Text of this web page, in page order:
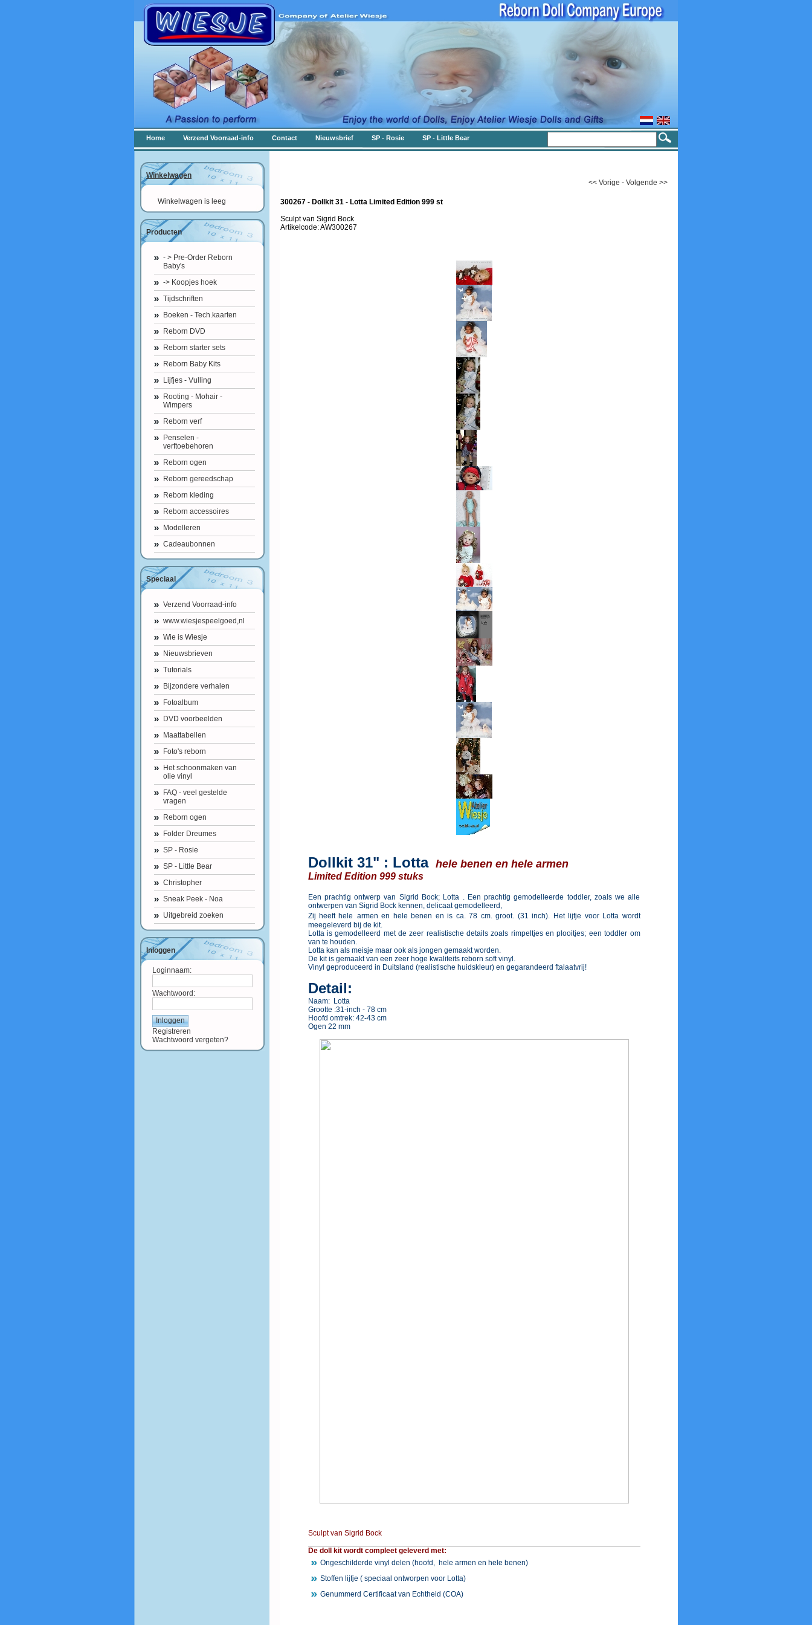
Home Verzend Voorraad-info Contact Nieuwsbrief SP - Rosie SP - Little Bear
Winkelwagen
Winkelwagen is leeg
Producten
- > Pre-Order Reborn
Baby's
-> Koopjes hoek
Tijdschriften
Boeken - Tech.kaarten
Reborn DVD
Reborn starter sets
Reborn Baby Kits
Lijfjes - Vulling
Rooting - Mohair -
Wimpers
Reborn verf
Penselen -
verftoebehoren
Reborn ogen
Reborn gereedschap
Reborn kleding
Reborn accessoires
Modelleren
Cadeaubonnen
Speciaal
Verzend Voorraad-info
www.wiesjespeelgoed,nl
Wie is Wiesje
Nieuwsbrieven
Tutorials
Bijzondere verhalen
Fotoalbum
DVD voorbeelden
Maattabellen
Foto's reborn
Het schoonmaken van
olie vinyl
FAQ - veel gestelde
vragen
Reborn ogen
Folder Dreumes
SP - Rosie
SP - Little Bear
Christopher
Sneak Peek - Noa
Uitgebreid zoeken
Inloggen
Loginnaam:
Wachtwoord:
Registreren
Wachtwoord vergeten?
<< Vorige - Volgende >>
300267 - Dollkit 31 - Lotta Limited Edition 999 st
Sculpt van Sigrid Bock
Artikelcode: AW300267
Dollkit 31" : Lotta hele benen en hele armen
Limited Edition 999 stuks
Een prachtig ontwerp van Sigrid Bock; Lotta . Een prachtig gemodelleerde toddler, zoals we alle
ontwerpen van Sigrid Bock kennen, delicaat gemodelleerd,
Zij heeft hele armen en hele benen en is ca. 78 cm. groot. (31 inch). Het lijfje voor Lotta wordt
meegeleverd bij de kit.
Lotta is gemodelleerd met de zeer realistische details zoals rimpeltjes en plooitjes; een toddler om
van te houden.
Lotta kan als meisje maar ook als jongen gemaakt worden.
De kit is gemaakt van een zeer hoge kwaliteits reborn soft vinyl.
Vinyl geproduceerd in Duitsland (realistische huidskleur) en gegarandeerd ftalaatvrij!
Detail:
Naam: Lotta
Grootte :31-inch - 78 cm
Hoofd omtrek: 42-43 cm
Ogen 22 mm
Sculpt van Sigrid Bock
De doll kit wordt compleet geleverd met:
Ongeschilderde vinyl delen (hoofd, hele armen en hele benen)
Stoffen lijfje ( speciaal ontworpen voor Lotta)
Genummerd Certificaat van Echtheid (COA)